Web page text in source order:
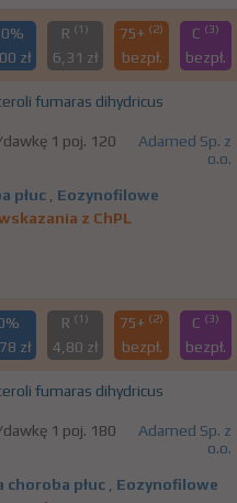
zł
R (1)
6,31 zł
75+ (2)
bezpł.
C (3)
bezpł.
fumaras dihydricus
1 poj. 120
Adamed Sp. z
o.o.
płuc , Eozynofilowe
z ChPL
zł
R (1)
4,80 zł
75+ (2)
bezpł.
C (3)
bezpł.
fumaras dihydricus
1 poj. 180
Adamed Sp. z
o.o.
choroba płuc , Eozynofilowe